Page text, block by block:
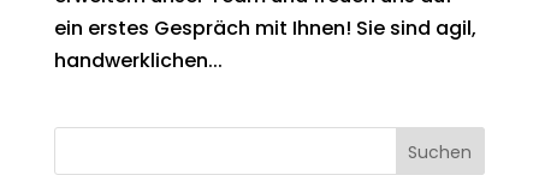
ein erstes Gespräch mit Ihnen! Sie sind agil,
handwerklichen...
Suchen